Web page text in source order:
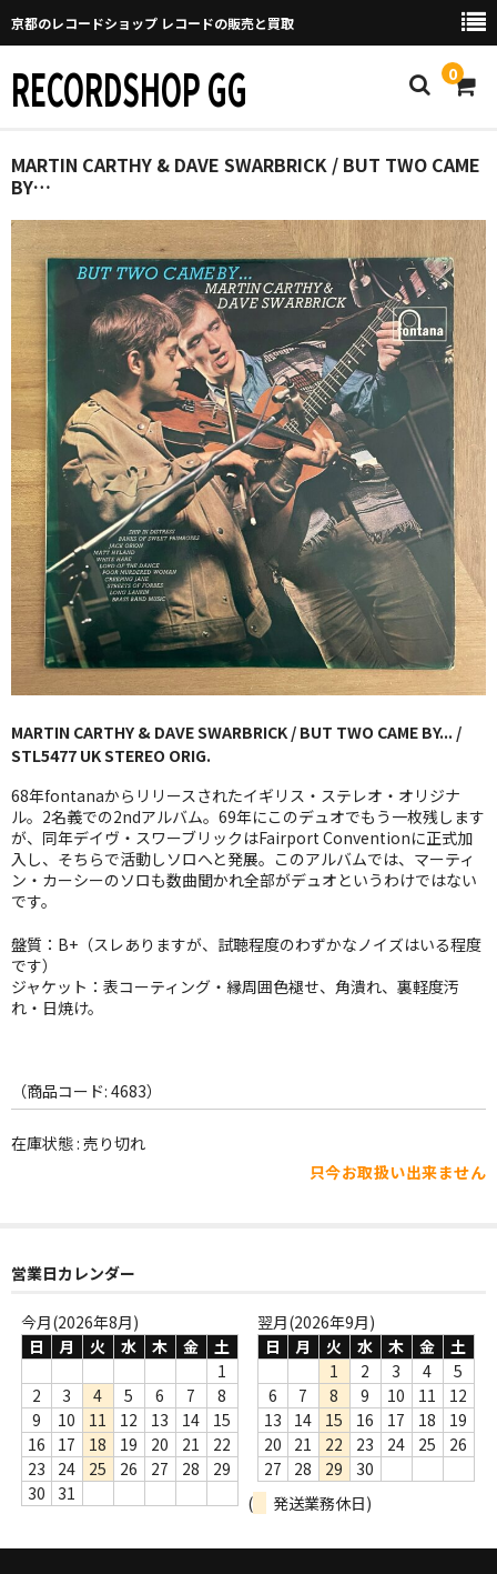
京都のレコードショップ レコードの販売と買取
RECORDSHOP GG 0
Home
GGについて
買取について
取り置きなどについて
Categories
New Arrivals
新譜
GG RECORD （当店のレーベル）
全商品
JAZZ-US
BLUE NOTE
JAZZ-JP
JAZZ-VOCAL
J-POP
ROCK
FOLK,SSW
WORLD
7INC
レア盤（1万円以上）
Webのみ no.3
Webのみ no.4
Help
送料
商品の発送
MARTIN CARTHY & DAVE SWARBRICK / BUT TWO CAME
BY…
MARTIN CARTHY & DAVE SWARBRICK / BUT TWO CAME BY... /
STL5477 UK STEREO ORIG.
68年fontanaからリリースされたイギリス・ステレオ・オリジナ
ル。2名義での2ndアルバム。69年にこのデュオでもう一枚残します
が、同年デイヴ・スワーブリックはFairport Conventionに正式加
入し、そちらで活動しソロへと発展。このアルバムでは、マーティ
ン・カーシーのソロも数曲聞かれ全部がデュオというわけではない
です。
盤質：B+（スレありますが、試聴程度のわずかなノイズはいる程度
です）
ジャケット：表コーティング・縁周囲色褪せ、角潰れ、裏軽度汚
れ・日焼け。
（商品コード: 4683）
在庫状態 : 売り切れ
只今お取扱い出来ません
営業日カレンダー
今月(2026年8月)
日
月 火 水 木 金
土
1
2
3 4 5 6 7
8
9
10 11 12 13 14
15
16
17 18 19 20 21
22
23
24 25 26 27 28
29
30
31
翌月(2026年9月)
日
月 火 水 木 金
土
1
2 3 4
5
6
7 8 9 10 11
12
13
14 15 16 17 18
19
20
21 22 23 24 25
26
27
28 29
30
(
発送業務休日)